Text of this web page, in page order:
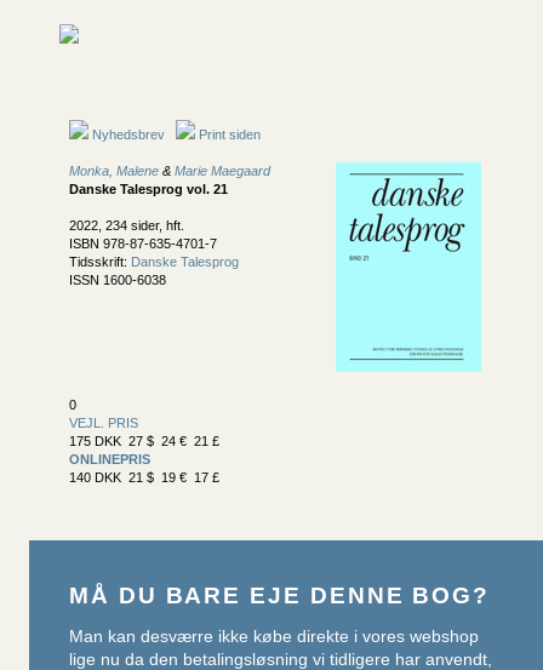
Nyhedsbrev Print siden
Monka, Malene & Marie Maegaard
Danske Talesprog vol. 21
2022, 234 sider, hft.
ISBN 978-87-635-4701-7
Tidsskrift: Danske Talesprog
ISSN 1600-6038
0
VEJL. PRIS
175 DKK 27 $ 24 € 21 £
ONLINEPRIS
140 DKK 21 $ 19 € 17 £
MÅ DU BARE EJE DENNE BOG?
Man kan desværre ikke købe direkte i vores webshop
lige nu da den betalingsløsning vi tidligere har anvendt,